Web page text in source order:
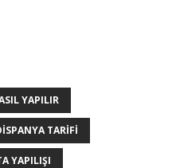
YAPILIR
TARIFI
YAPILIŞI